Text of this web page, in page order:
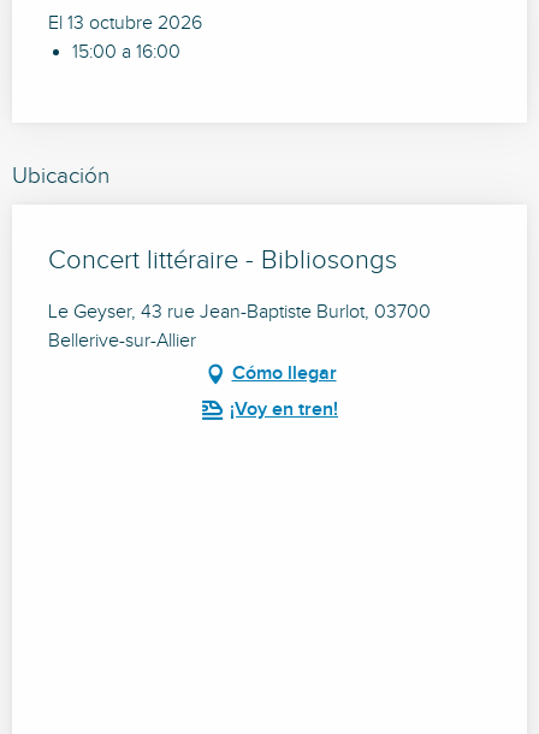
El 13 octubre 2026
15:00 a 16:00
Ubicación
Concert littéraire - Bibliosongs
Le Geyser, 43 rue Jean-Baptiste Burlot, 03700
Bellerive-sur-Allier
Cómo llegar
¡Voy en tren!